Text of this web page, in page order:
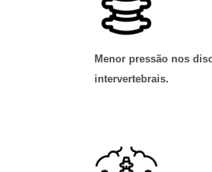
Menor pressão nos
intervertebrais.